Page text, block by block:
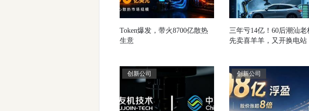
Token爆发，带火8700亿散热
生意
三年亏14亿！60后潮汕老
先卖喜羊羊，又开换电站
创新公司 创新公司